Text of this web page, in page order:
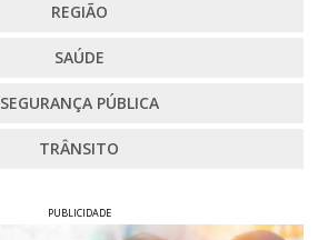
REGIÃO
SAÚDE
SEGURANÇA PÚBLICA
TRÂNSITO
PUBLICIDADE